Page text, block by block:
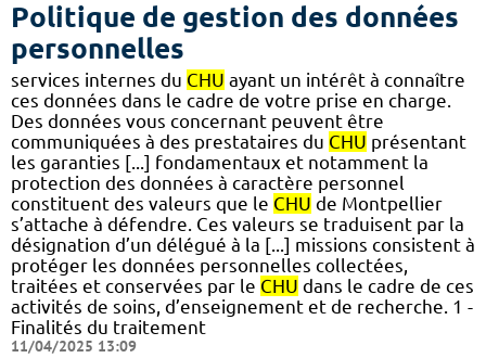
Politique de gestion des données
personnelles
services internes du CHU ayant un intérêt à connaître
ces données dans le cadre de votre prise en charge.
Des données vous concernant peuvent être
communiquées à des prestataires du CHU présentant
les garanties [...] fondamentaux et notamment la
protection des données à caractère personnel
constituent des valeurs que le CHU de Montpellier
s’attache à défendre. Ces valeurs se traduisent par la
désignation d’un délégué à la [...] missions consistent à
protéger les données personnelles collectées,
traitées et conservées par le CHU dans le cadre de ces
activités de soins, d’enseignement et de recherche. 1 -
Finalités du traitement
11/04/2025 13:09